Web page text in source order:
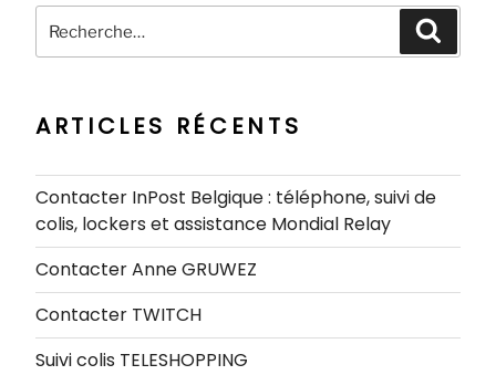
pour
ARTICLES RÉCENTS
Contacter InPost Belgique : téléphone, suivi de
colis, lockers et assistance Mondial Relay
Contacter Anne GRUWEZ
Contacter TWITCH
Suivi colis TELESHOPPING